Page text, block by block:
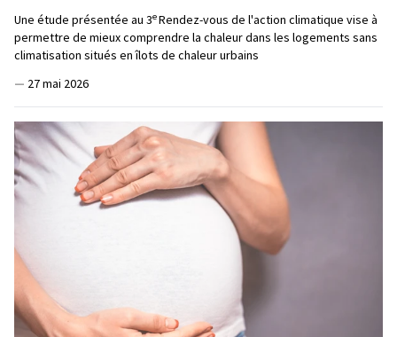
Une étude présentée au 3eRendez-vous de l'action climatique vise à
permettre de mieux comprendre la chaleur dans les logements sans
climatisation situés en îlots de chaleur urbains
— 27 mai 2026